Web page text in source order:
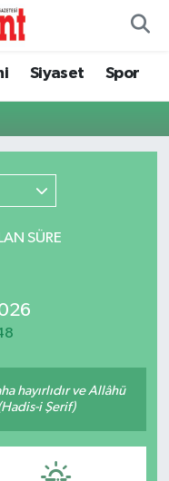
Siyaset Spor
SÜRE
hayırlıdır ve Allâhü
i Şerif)